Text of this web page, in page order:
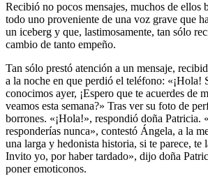
Recibió no pocos mensajes, muchos de ellos
todo uno proveniente de una voz grave que
un iceberg y que, lastimosamente, tan sólo
cambio de tanto empeño.
Tan sólo prestó atención a un mensaje,
a la noche en que perdió el teléfono: «¡Hola!
conocimos ayer, ¡Espero que te acuerdes de
veamos esta semana?» Tras ver su foto de
borrones. «¡Hola!», respondió doña Patricia.
responderías nunca», contestó Ángela, a la
una larga y hedonista historia, si te parece, te
Invito yo, por haber tardado», dijo doña
poner emoticonos.